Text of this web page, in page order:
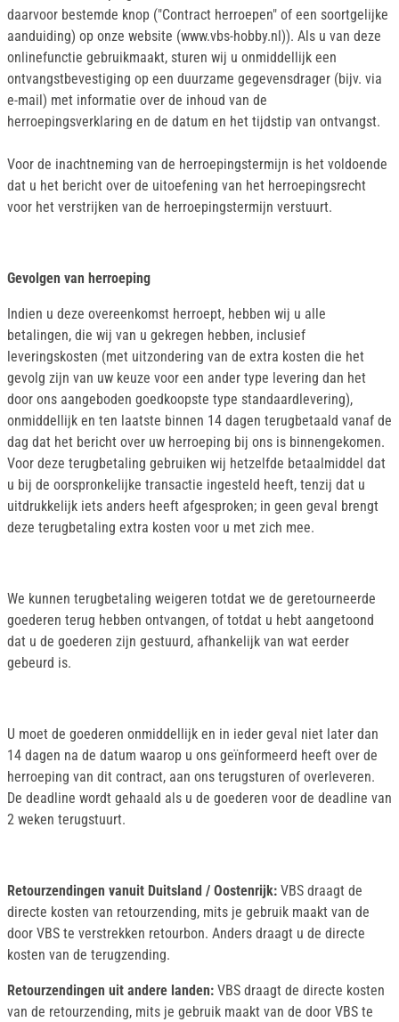
daarvoor bestemde knop ("Contract herroepen" of een soortgelijke
aanduiding) op onze website (www.vbs-hobby.nl)). Als u van deze
onlinefunctie gebruikmaakt, sturen wij u onmiddellijk een
ontvangstbevestiging op een duurzame gegevensdrager (bijv. via
e-mail) met informatie over de inhoud van de
herroepingsverklaring en de datum en het tijdstip van ontvangst.
Voor de inachtneming van de herroepingstermijn is het voldoende
dat u het bericht over de uitoefening van het herroepingsrecht
voor het verstrijken van de herroepingstermijn verstuurt.
Gevolgen van herroeping
Indien u deze overeenkomst herroept, hebben wij u alle
betalingen, die wij van u gekregen hebben, inclusief
leveringskosten (met uitzondering van de extra kosten die het
gevolg zijn van uw keuze voor een ander type levering dan het
door ons aangeboden goedkoopste type standaardlevering),
onmiddellijk en ten laatste binnen 14 dagen terugbetaald vanaf de
dag dat het bericht over uw herroeping bij ons is binnengekomen.
Voor deze terugbetaling gebruiken wij hetzelfde betaalmiddel dat
u bij de oorspronkelijke transactie ingesteld heeft, tenzij dat u
uitdrukkelijk iets anders heeft afgesproken; in geen geval brengt
deze terugbetaling extra kosten voor u met zich mee.
We kunnen terugbetaling weigeren totdat we de geretourneerde
goederen terug hebben ontvangen, of totdat u hebt aangetoond
dat u de goederen zijn gestuurd, afhankelijk van wat eerder
gebeurd is.
U moet de goederen onmiddellijk en in ieder geval niet later dan
14 dagen na de datum waarop u ons geïnformeerd heeft over de
herroeping van dit contract, aan ons terugsturen of overleveren.
De deadline wordt gehaald als u de goederen voor de deadline van
2 weken terugstuurt.
Retourzendingen vanuit Duitsland / Oostenrijk: VBS draagt de
directe kosten van retourzending, mits je gebruik maakt van de
door VBS te verstrekken retourbon. Anders draagt u de directe
kosten van de terugzending.
Retourzendingen uit andere landen: VBS draagt de directe kosten
van de retourzending, mits je gebruik maakt van de door VBS te